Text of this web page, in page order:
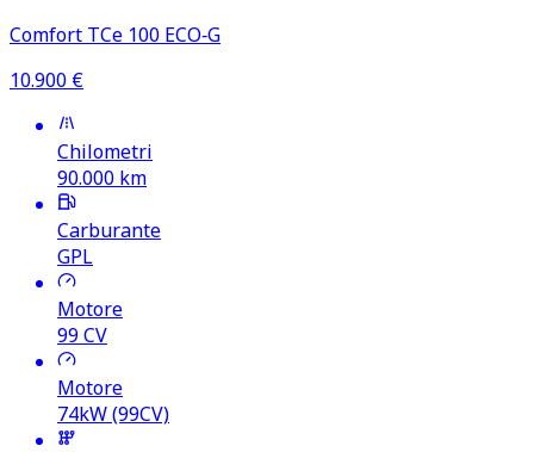
Comfort TCe 100 ECO‑G
10.900 €
Chilometri
90.000 km
Carburante
GPL
Motore
99CV
Motore
74kW (99CV)